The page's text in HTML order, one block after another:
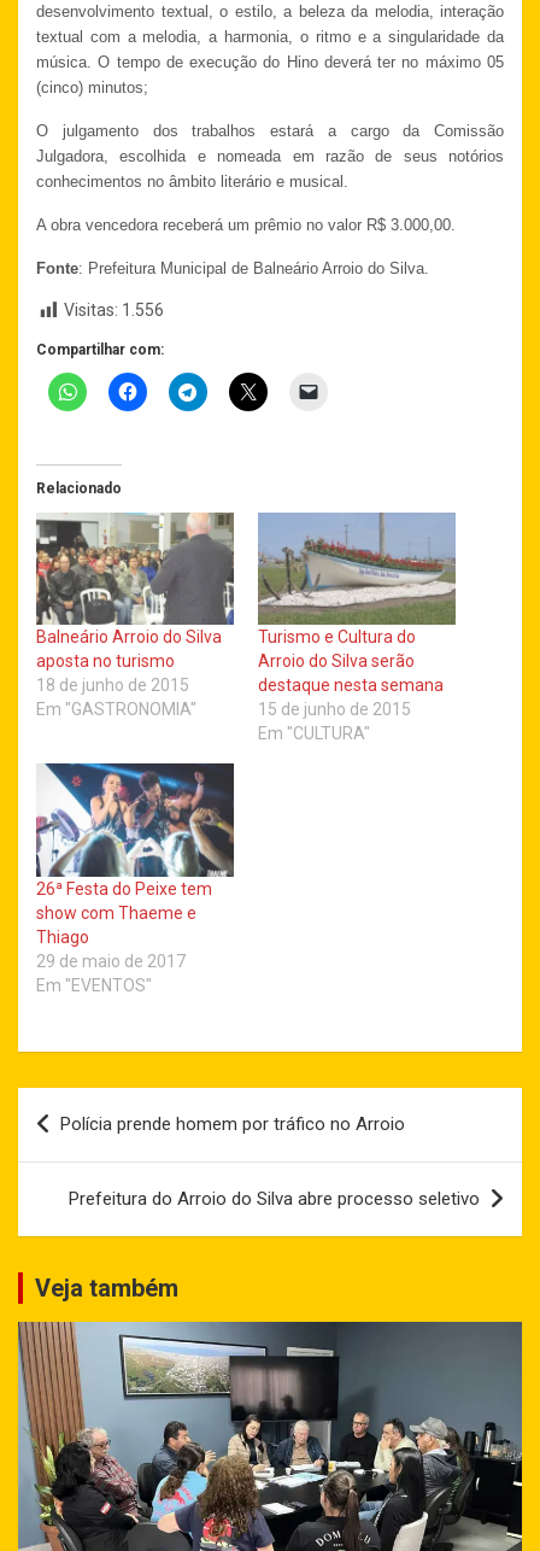
desenvolvimento textual, o estilo, a beleza da melodia, interação
textual com a melodia, a harmonia, o ritmo e a singularidade da
música. O tempo de execução do Hino deverá ter no máximo 05
(cinco) minutos;
O julgamento dos trabalhos estará a cargo da Comissão
Julgadora, escolhida e nomeada em razão de seus notórios
conhecimentos no âmbito literário e musical.
A obra vencedora receberá um prêmio no valor R$ 3.000,00.
Fonte: Prefeitura Municipal de Balneário Arroio do Silva.
Visitas: 1.556
Compartilhar com:
Relacionado
Balneário Arroio do Silva
aposta no turismo
18 de junho de 2015
Em "GASTRONOMIA"
Turismo e Cultura do
Arroio do Silva serão
destaque nesta semana
15 de junho de 2015
Em "CULTURA"
26ª Festa do Peixe tem
show com Thaeme e
Thiago
29 de maio de 2017
Em "EVENTOS"
Navegação
de
Post
Polícia prende homem por tráfico no Arroio
Prefeitura do Arroio do Silva abre processo seletivo
Veja também